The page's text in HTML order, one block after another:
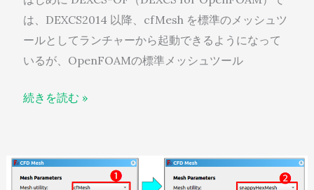
は、DEXCS2014 以降、cfMesh を標準のメッシュツ
ールとしてランチャーから起動できるようになって
いるが、OpenFOAMの標準メッシュツール
続きを読む »
decxs
チ